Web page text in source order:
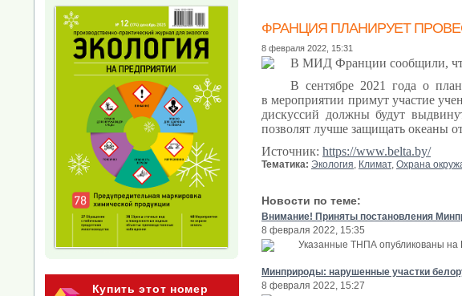
Купить этот номер
ФРАНЦИЯ ПЛАНИРУЕТ
8 февраля 2022, 15:31
В МИД Франции сообщили, что
В сентябре 2021 года о
в мероприятии примут участие
дискуссий должны будут
позволят лучше защищать океаны
Источник: https://www.belta.by/
Тематика: Экология, Климат, Охрана
Новости по теме:
Внимание! Приняты постановления
8 февраля 2022, 15:35
Указанные ТНПА опубликованы на
Минприроды: нарушенные участки
8 февраля 2022, 15:27